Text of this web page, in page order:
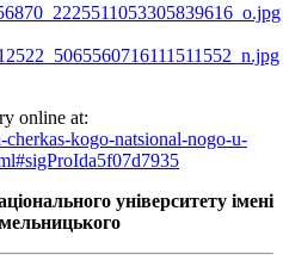
online at:
kogo-natsional-nogo-u-
університету імені